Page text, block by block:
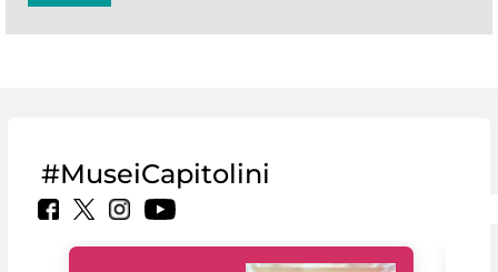
#MuseiCapitolini